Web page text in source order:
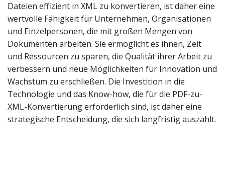
Dateien effizient in XML zu konvertieren, ist daher eine
wertvolle Fähigkeit für Unternehmen, Organisationen
und Einzelpersonen, die mit großen Mengen von
Dokumenten arbeiten. Sie ermöglicht es ihnen, Zeit
und Ressourcen zu sparen, die Qualität ihrer Arbeit zu
verbessern und neue Möglichkeiten für Innovation und
Wachstum zu erschließen. Die Investition in die
Technologie und das Know-how, die für die PDF-zu-
XML-Konvertierung erforderlich sind, ist daher eine
strategische Entscheidung, die sich langfristig auszahlt.